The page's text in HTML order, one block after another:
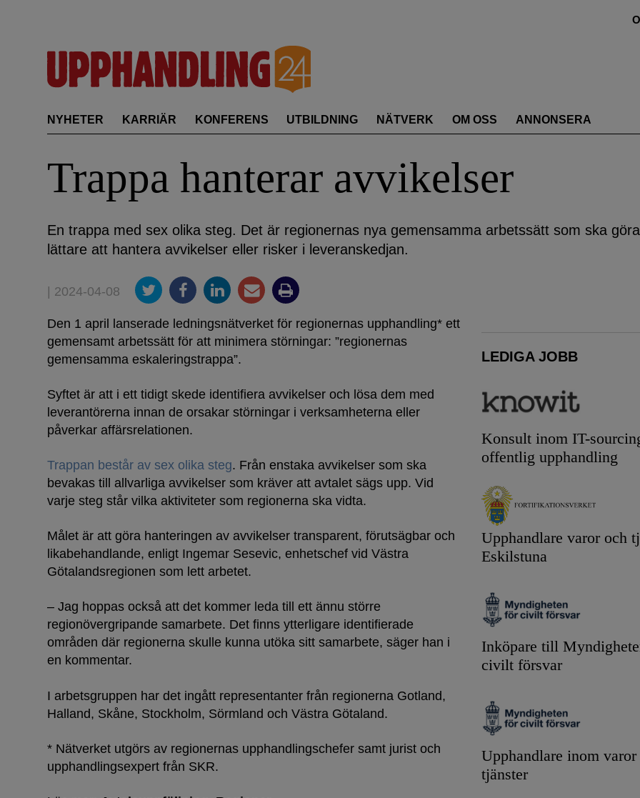
NYHETER KARRIÄR KONFERENS UTBILDNING NÄTVERK OM OSS ANNONSERA
Trappa hanterar avvikelser
En trappa med sex olika steg. Det är regionernas nya gemensamma arbetssätt som ska
lättare att hantera avvikelser eller risker i leveranskedjan.
| 2024-04-08
Den 1 april lanserade ledningsnätverket för regionernas upphandling* ett
gemensamt arbetssätt för att minimera störningar: ”regionernas
gemensamma eskaleringstrappa”.
Syftet är att i ett tidigt skede identifiera avvikelser och lösa dem med
leverantörerna innan de orsakar störningar i verksamheterna eller
påverkar affärsrelationen.
Trappan består av sex olika steg. Från enstaka avvikelser som ska
bevakas till allvarliga avvikelser som kräver att avtalet sägs upp. Vid
varje steg står vilka aktiviteter som regionerna ska vidta.
Målet är att göra hanteringen av avvikelser transparent, förutsägbar och
likabehandlande, enligt Ingemar Sesevic, enhetschef vid Västra
Götalandsregionen som lett arbetet.
– Jag hoppas också att det kommer leda till ett ännu större
regionövergripande samarbete. Det finns ytterligare identifierade
områden där regionerna skulle kunna utöka sitt samarbete, säger han i
en kommentar.
I arbetsgruppen har det ingått representanter från regionerna Gotland,
Halland, Skåne, Stockholm, Sörmland och Västra Götaland.
* Nätverket utgörs av regionernas upphandlingschefer samt jurist och
upphandlingsexpert från SKR.
LEDIGA JOBB
Konsult inom IT-
offentlig upphandling
Upphandlare varor och
Eskilstuna
Inköpare till
civilt försvar
Upphandlare inom varor
tjänster